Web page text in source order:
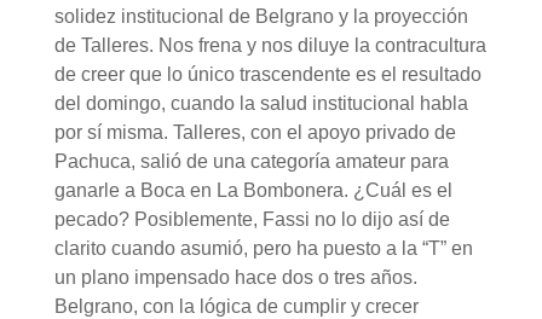
solidez institucional de Belgrano y la proyección
de Talleres. Nos frena y nos diluye la contracultura
de creer que lo único trascendente es el resultado
del domingo, cuando la salud institucional habla
por sí misma. Talleres, con el apoyo privado de
Pachuca, salió de una categoría amateur para
ganarle a Boca en La Bombonera. ¿Cuál es el
pecado? Posiblemente, Fassi no lo dijo así de
clarito cuando asumió, pero ha puesto a la “T” en
un plano impensado hace dos o tres años.
Belgrano, con la lógica de cumplir y crecer